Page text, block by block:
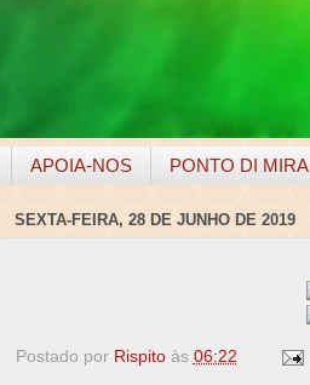
APOIA-NOS PONTO DI MIRA
SEXTA-FEIRA, 28 DE JUNHO DE 2019
Postado por Rispito às 06:22